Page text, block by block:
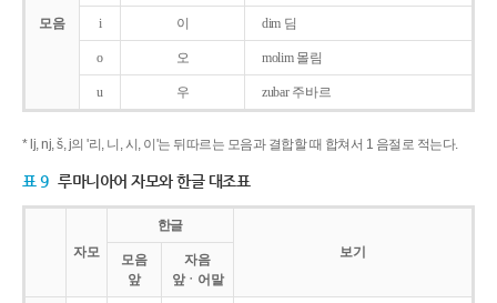
모음 i 이 dim 딤
o 오 molim 몰림
u 우 zubar 주바르
* lj, nj, š, j의 '리, 니, 시, 이'는 뒤따르는 모음과 결합할 때 합쳐서 1 음절로 적는다.
표 9 루마니아어 자모와 한글 대조표
자모
한글
보기
모음
앞
자음
앞ㆍ어말